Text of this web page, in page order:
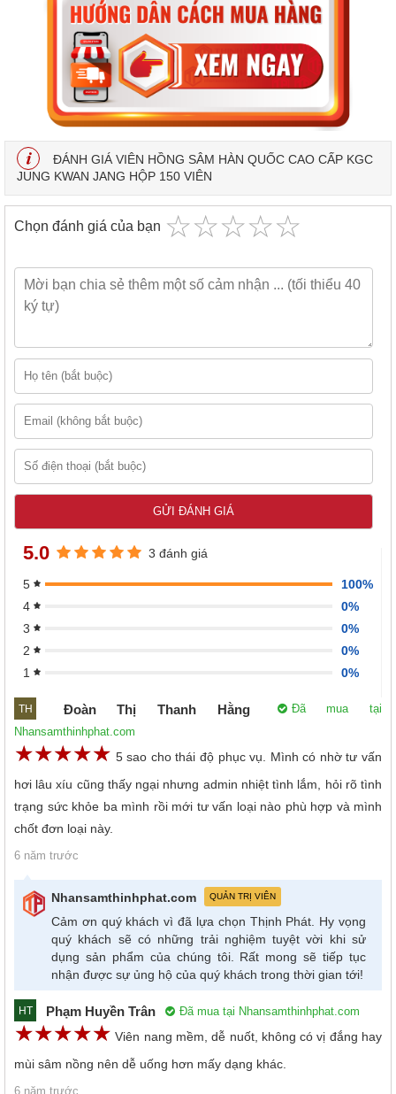
ĐÁNH GIÁ VIÊN HỒNG SÂM HÀN QUỐC CAO CẤP KGC
JUNG KWAN JANG HỘP 150 VIÊN
Chọn đánh giá của bạn ☆☆☆☆☆
★★★★★
5.0 3 đánh giá
5
100%
4
0%
3
0%
2
0%
1
0%
TH Đoàn Thị Thanh Hằng
Đã mua tại
Nhansamthinhphat.com
☆☆☆☆☆
★★★★★ 5 sao cho thái độ phục vụ. Mình có nhờ tư vấn
hơi lâu xíu cũng thấy ngại nhưng admin nhiệt tình lắm, hỏi rõ tình
trạng sức khỏe ba mình rồi mới tư vấn loại nào phù hợp và mình
chốt đơn loại này.
6 năm trước
Nhansamthinhphat.com QUẢN TRỊ VIÊN
Cảm ơn quý khách vì đã lựa chọn Thịnh Phát. Hy vọng
quý khách sẽ có những trải nghiệm tuyệt vời khi sử
dụng sản phẩm của chúng tôi. Rất mong sẽ tiếp tục
nhận được sự ủng hộ của quý khách trong thời gian tới!
HT Phạm Huyền Trân Đã mua tại Nhansamthinhphat.com
☆☆☆☆☆
★★★★★ Viên nang mềm, dễ nuốt, không có vị đắng hay
mùi sâm nồng nên dễ uống hơn mấy dạng khác.
6 năm trước